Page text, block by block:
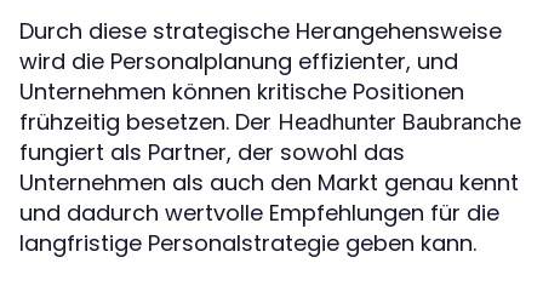
Durch diese strategische Herangehensweise
wird die Personalplanung effizienter, und
Unternehmen können kritische Positionen
frühzeitig besetzen. Der Headhunter Baubranche
fungiert als Partner, der sowohl das
Unternehmen als auch den Markt genau kennt
und dadurch wertvolle Empfehlungen für die
langfristige Personalstrategie geben kann.